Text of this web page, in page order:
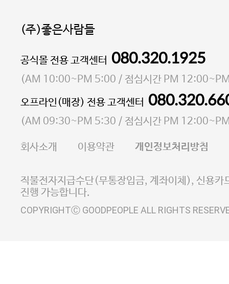
(주)좋은사람들
대표 이성현,박영환| 개인정보관리책임자 김상현
소재지 서울특별시 마포구 마포대로4다길 41 마포
통신판매업 신고번호 2023-서울마포-3931호
사업자등록번호 105-81-58242
E-MAIL goodpeople@gpin.co.kr
사업자정보확인
이니시스 에스크로 서비
공식몰 전용 고객센터 080.320.1925
(AM 10:00~PM 5:00 / 점심시간 PM
오프라인(매장) 전용 고객센터
(AM 09:30~PM 5:30 / 점심시간 PM
회사소개 이용약관 개인정보처리방침
직불전자지급수단(무통장입금, 계좌이체), 신용카
진행 가능합니다.
COPYRIGHTⒸ GOODPEOPLE ALL RIGHTS